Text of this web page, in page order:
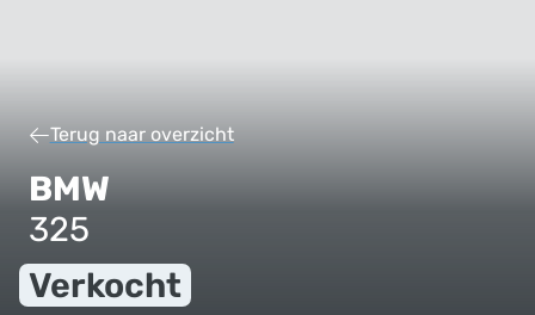
Terug naar overzicht
BMW
325
Verkocht